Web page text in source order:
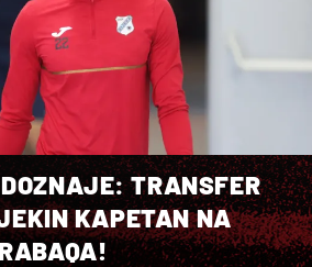
TRANSFER
KAPETAN NA